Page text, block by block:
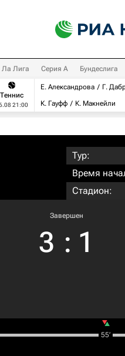
Ла Лига Серия А Бундеслига
Теннис
21:00
Е. Александрова
Г.
К. Гауфф
К. Макнейли
Тур:
Время
Стадион:
Завершен
3 : 1
55‎’‎